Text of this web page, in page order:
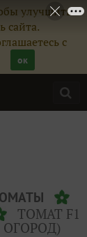
улучшить
сайта.
с
ок
ТОМАТ F1